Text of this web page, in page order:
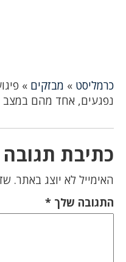
כרמליסט » מבזקים »
נפגעים, אחד מהם במצב
כתיבת תגובה
האימייל לא יוצג באתר.
התגובה שלך *